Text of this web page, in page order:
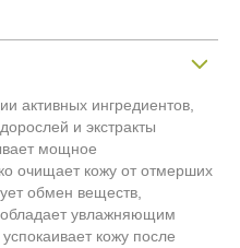
активных ингредиентов,
и экстракты
мощное
очищает кожу от отмерших
обмен веществ,
увлажняющим
кожу после